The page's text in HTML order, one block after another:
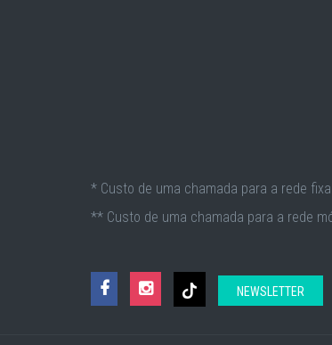
* Custo de uma chamada para a rede
** Custo de uma chamada para a rede
NEWSLETTER